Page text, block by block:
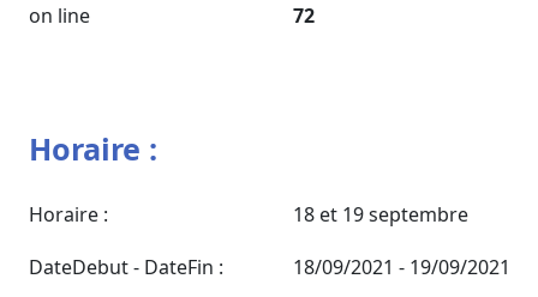
on line 72
Horaire :
Horaire :
18 et 19 septembre
DateDebut - DateFin :
18/09/2021 - 19/09/2021